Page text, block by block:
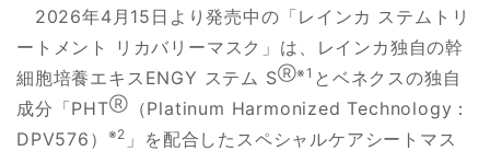
2026年4月15日より発売中の「レインカ ステムトリ
ートメント リカバリーマスク」は、レインカ独自の幹
細胞培養エキスENGY ステム SⓇ※1 とベネクスの独自
成分「PHTⓇ
（Platinum Harmonized Technology：
DPV576）
※2 」を配合したスペシャルケアシートマス